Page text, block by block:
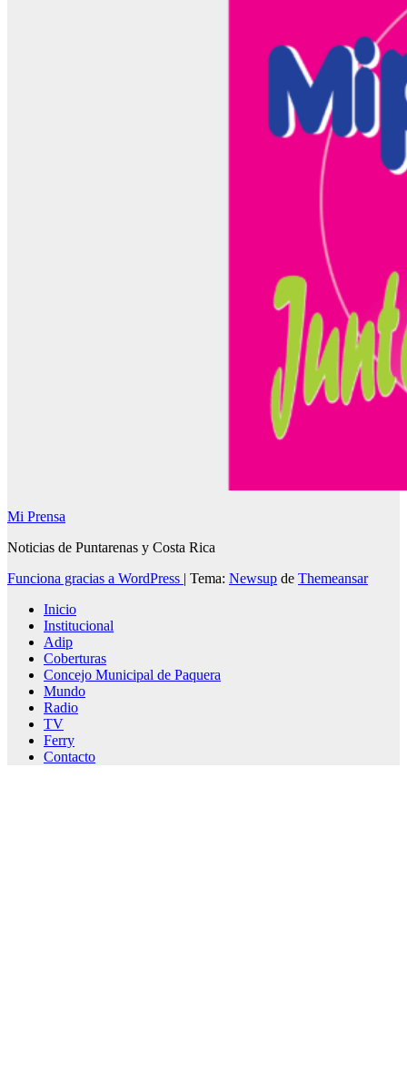
Mi Prensa
Noticias de Puntarenas y Costa Rica
Funciona gracias a WordPress
Tema: Newsup de Themeansar
Inicio
Institucional
Adip
Coberturas
Concejo Municipal de Paquera
Mundo
Radio
TV
Ferry
Contacto